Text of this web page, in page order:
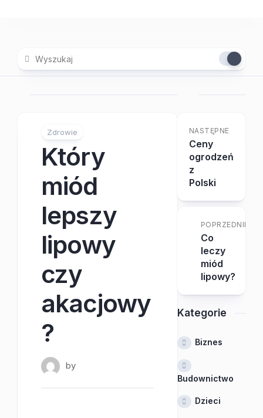
Zdrowie
Który
miód
lepszy
lipowy
czy
akacjowy
?
by
NASTĘPNE
Ceny
ogrodzeń
z
Polski
POPRZEDNIE
Co
leczy
miód
lipowy?
Kategorie
Biznes
Budownictwo
Dzieci